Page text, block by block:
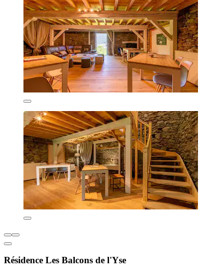
Résidence Les Balcons de l'Yse